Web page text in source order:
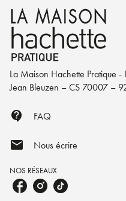
La Maison Hachette Pratique
Jean Bleuzen – CS 70007 –
contact_support FAQ
mail Nous écrire
NOS RÉSEAUX